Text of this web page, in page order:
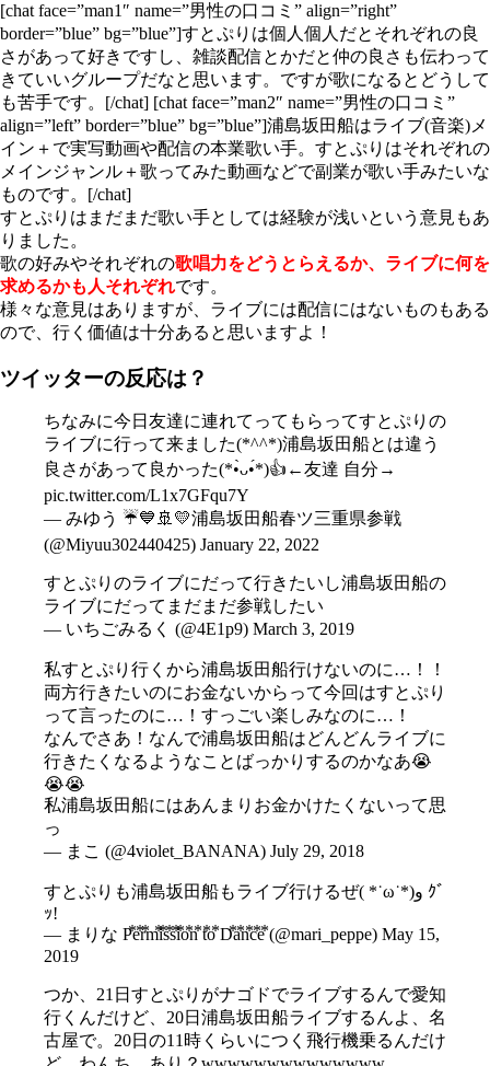
[chat face=”man1″ name=”男性の口コミ” align=”right”
border=”blue” bg=”blue”]すとぷりは個人個人だとそれぞれの良
さがあって好きですし、雑談配信とかだと仲の良さも伝わって
きていいグループだなと思います。ですが歌になるとどうして
も苦手です。[/chat] [chat face=”man2″ name=”男性の口コミ”
align=”left” border=”blue” bg=”blue”]浦島坂田船はライブ(音楽)メ
イン＋で実写動画や配信の本業歌い手。すとぷりはそれぞれの
メインジャンル＋歌ってみた動画などで副業が歌い手みたいな
ものです。[/chat]
すとぷりはまだまだ歌い手としては経験が浅いという意見もあ
りました。
歌の好みやそれぞれの歌唱力をどうとらえるか、ライブに何を
求めるかも人それぞれです。
様々な意見はありますが、ライブには配信にはないものもある
ので、行く価値は十分あると思いますよ！
ツイッターの反応は？
ちなみに今日友達に連れてってもらってすとぷりの
ライブに行って来ました(*^^*)浦島坂田船とは違う
良さがあって良かった(*•̀ᴗ•́*)👍←友達 自分→
pic.twitter.com/L1x7GFqu7Y
— みゆう ☔💙🚢💛浦島坂田船春ツ三重県参戦
(@Miyuu302440425) January 22, 2022
すとぷりのライブにだって行きたいし浦島坂田船の
ライブにだってまだまだ参戦したい
— いちごみるく (@4E1p9) March 3, 2019
私すとぷり行くから浦島坂田船行けないのに…！！
両方行きたいのにお金ないからって今回はすとぷり
って言ったのに…！すっごい楽しみなのに…！
なんでさあ！なんで浦島坂田船はどんどんライブに
行きたくなるようなことばっかりするのかなあ😭
😭😭
私浦島坂田船にはあんまりお金かけたくないって思
っ
— まこ (@4violet_BANANA) July 29, 2018
すとぷりも浦島坂田船もライブ行けるぜ( *˙ω˙*)و ｸﾞ
ｯ!
— まりな P⃰e⃰r⃰m⃰i⃰s⃰s⃰i⃰o⃰n⃰ t⃰o⃰ D⃰a⃰n⃰c⃰e⃰ (@mari_peppe) May 15,
2019
つか、21日すとぷりがナゴドでライブするんで愛知
行くんだけど、20日浦島坂田船ライブするんよ、名
古屋で。20日の11時くらいにつく飛行機乗るんだけ